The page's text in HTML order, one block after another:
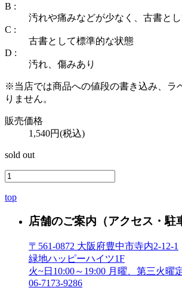
B :
汚れや痛みなどが少なく、古書と
C :
古書として標準的な状態
D :
汚れ、傷みあり
※当店では商品への値段の書き込み、ラ
りません。
販売価格
1,540円(税込)
sold out
top
店舗のご案内 （アクセス・駐
〒561-0872 大阪府豊中市寺内2-12-1
緑地ハッピーハイツ1F
火~日10:00～19:00 月曜、第三火曜
06-7173-9286